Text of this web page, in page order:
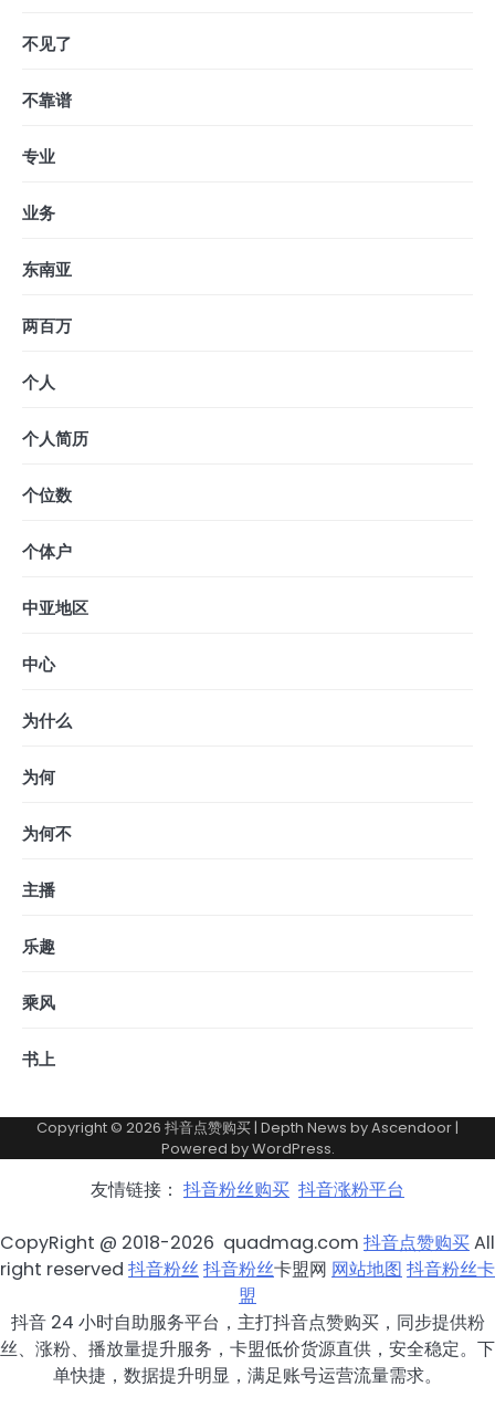
不见了
不靠谱
专业
业务
东南亚
两百万
个人
个人简历
个位数
个体户
中亚地区
中心
为什么
为何
为何不
主播
乐趣
乘风
书上
Copyright © 2026 抖音点赞购买| Depth News byAscendoor|
Powered byWordPress.
友情链接： 抖音粉丝购买 抖音涨粉平台
CopyRight @ 2018-2026 quadmag.com 抖音点赞购买All
right reserved 抖音粉丝抖音粉丝卡盟网 网站地图 抖音粉丝卡
盟
抖音 24 小时自助服务平台，主打抖音点赞购买，同步提供粉
丝、涨粉、播放量提升服务，卡盟低价货源直供，安全稳定。下
单快捷，数据提升明显，满足账号运营流量需求。